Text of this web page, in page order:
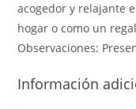
acogedor y relajante
hogar o como un
Observaciones:
Información